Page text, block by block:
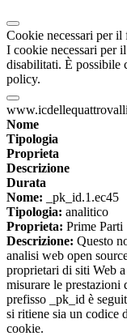
Cookie necessari per il
I cookie necessari per
disabilitati. È possibile
policy.
Nome
Tipologia
Proprieta
Descrizione
Durata
Nome: _pk_id.1.ec45
Tipologia: analitico
Proprieta: Prime Parti
Descrizione: Questo
analisi web open
proprietari di siti Web
misurare le
prefisso _pk_id è
si ritiene sia un codice
cookie.